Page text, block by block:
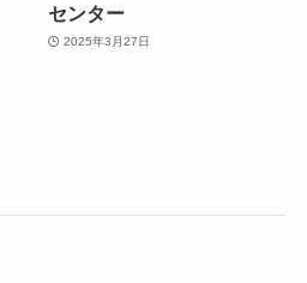
センター
2025年3月27日